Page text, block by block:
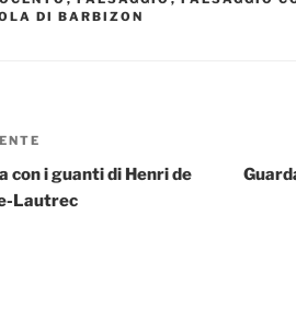
DI BARBIZON
con i guanti di Henri de
Lautrec